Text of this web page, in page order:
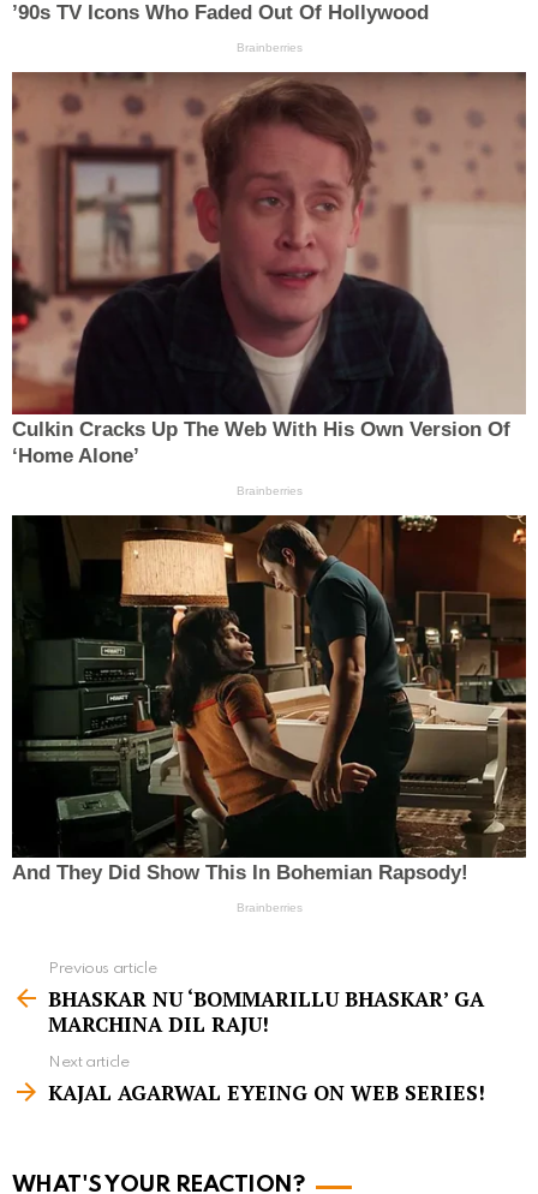
e
m
Previous article
BHASKAR NU ‘BOMMARILLU BHASKAR’ GA
MARCHINA DIL RAJU!
Next article
KAJAL AGARWAL EYEING ON WEB SERIES!
WHAT'S YOUR REACTION?